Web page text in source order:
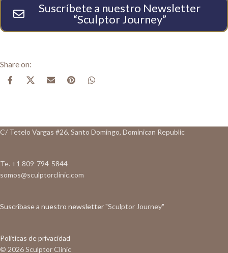
Suscríbete a nuestro Newsletter
“Sculptor Journey”
C/ Tetelo Vargas #26, Santo Domingo, Dominican Republic
Te. +1 809-794-5844
somos@sculptorclinic.com
Suscribase a nuestro newsletter"Sculptor Journey"
Politicas de privacidad
© 2026 Sculptor Clinic